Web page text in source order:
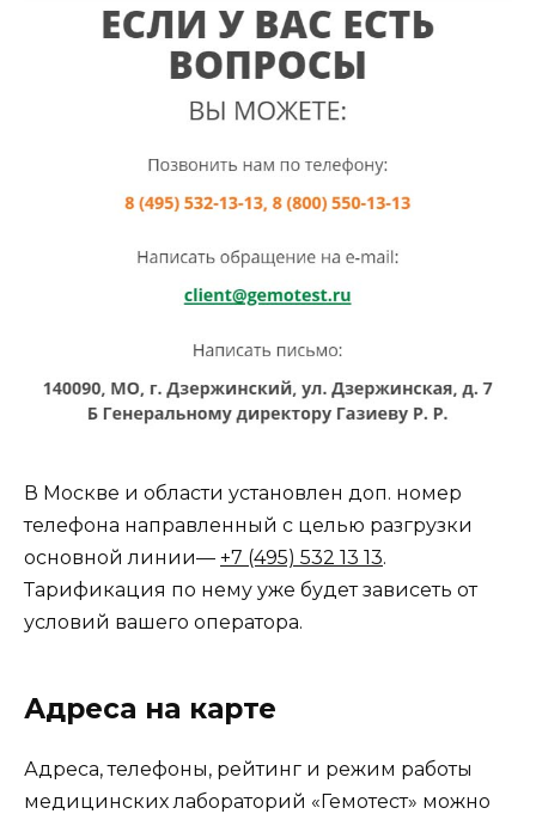
В Москве и области установлен доп. номер
телефона направленный с целью разгрузки
основной линии— +7 (495) 532 13 13.
Тарификация по нему уже будет зависеть от
условий вашего оператора.
Адреса на карте
Адреса, телефоны, рейтинг и режим работы
медицинских лабораторий «Гемотест» можно